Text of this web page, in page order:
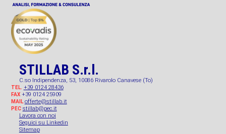
STILLAB S.r.l.
C.so Indipendenza, 53, 10086 Rivarolo Canavese (To)
TEL. +39 0124 28436
FAX+39 0124 25909
MAIL offerte@stillab.it
PEC stillab@pec.it
Lavora con noi
Seguici su Linkedin
Sitemap